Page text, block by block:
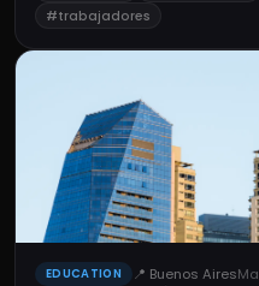
#trabajadores
EDUCATION 📍 Buenos Aires